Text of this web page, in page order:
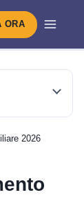
ORA
2026